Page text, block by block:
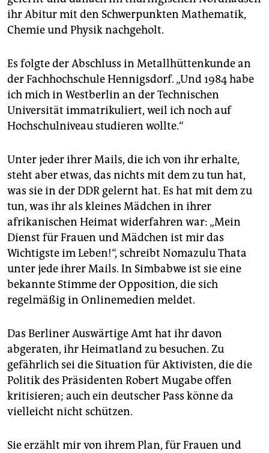
ihr Abitur mit den Schwerpunkten Mathematik,
Chemie und Physik nachgeholt.
Es folgte der Abschluss in Metallhüttenkunde an
der Fachhochschule Hennigsdorf. „Und 1984 habe
ich mich in Westberlin an der Technischen
Universität imma­tri­kuliert, weil ich noch auf
Hochschulniveau studieren wollte.“
Unter jeder ihrer Mails, die ich von ihr erhalte,
steht aber etwas, das nichts mit dem zu tun hat,
was sie in der DDR gelernt hat. Es hat mit dem zu
tun, was ihr als kleines Mädchen in ihrer
afrikanischen Heimat widerfahren war: „Mein
Dienst für Frauen und Mädchen ist mir das
Wichtigste im Leben!“, schreibt Nomazulu Thata
unter jede ihrer Mails. In Simbabwe ist sie eine
bekannte Stimme der Opposition, die sich
regelmäßig in Onlinemedien meldet.
Das Berliner Auswärtige Amt hat ihr davon
abgeraten, ihr Heimatland zu besuchen. Zu
gefährlich sei die Situation für Aktivisten, die die
Politik des Präsidenten Robert Mugabe offen
kritisieren; auch ein deutscher Pass könne da
vielleicht nicht schützen.
Sie erzählt mir von ihrem Plan, für Frauen und